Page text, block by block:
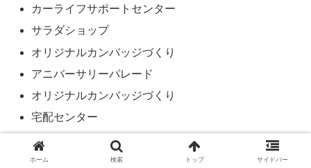
カーライフサポートセンター
サラダショップ
オリジナルカンバッジづくり
アニバーサリーパレード
オリジナルカンバッジづくり
宅配センター
獲得した称号は第2部に記載します。
ホーム 検索 トップ サイドバー